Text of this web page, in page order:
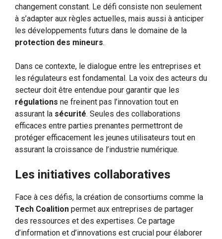
changement constant. Le défi consiste non seulement
à s’adapter aux règles actuelles, mais aussi à anticiper
les développements futurs dans le domaine de la
protection des mineurs.
Dans ce contexte, le dialogue entre les entreprises et
les régulateurs est fondamental. La voix des acteurs du
secteur doit être entendue pour garantir que les
régulations ne freinent pas l’innovation tout en
assurant la sécurité. Seules des collaborations
efficaces entre parties prenantes permettront de
protéger efficacement les jeunes utilisateurs tout en
assurant la croissance de l’industrie numérique.
Les initiatives collaboratives
Face à ces défis, la création de consortiums comme la
Tech Coalition permet aux entreprises de partager
des ressources et des expertises. Ce partage
d’information et d’innovations est crucial pour élaborer